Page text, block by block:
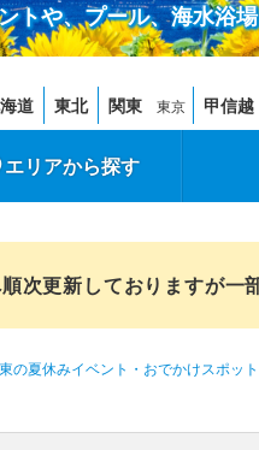
トや、プール、海水浴
道 東北 関東 東京 甲信越
エリアから探す
次更新しておりますが一
の夏休みイベント・おでかけスポット